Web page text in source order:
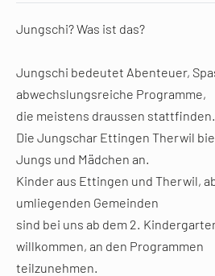
Jungschi? Was ist das?
Jungschi bedeutet Abenteuer,
abwechslungsreiche Programme,
die meistens draussen stattfinden.
Die Jungschar Ettingen Therwil
Jungs und Mädchen an.
Kinder aus Ettingen und Therwil,
umliegenden Gemeinden
sind bei uns ab dem 2.
willkommen, an den Programmen
teilzunehmen.